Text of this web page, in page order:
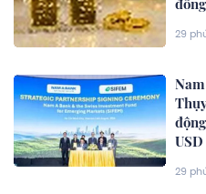
đồng
29
USD
29